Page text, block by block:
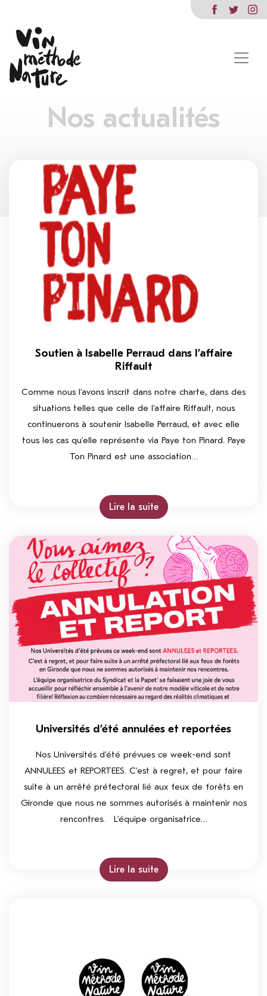
Nos actualités
Soutien à Isabelle Perraud dans l’affaire
Riffault
Comme nous l’avons inscrit dans notre charte, dans des
situations telles que celle de l’affaire Riffault, nous
continuerons à soutenir Isabelle Perraud, et avec elle
tous les cas qu’elle représente via Paye ton Pinard. Paye
Ton Pinard est une association…
Lire la suite
Universités d’été annulées et reportées
Nos Universités d’été prévues ce week-end sont
ANNULEES et REPORTEES. C’est à regret, et pour faire
suite à un arrêté préfectoral lié aux feux de forêts en
Gironde que nous ne sommes autorisés à maintenir nos
rencontres. L’équipe organisatrice…
Lire la suite